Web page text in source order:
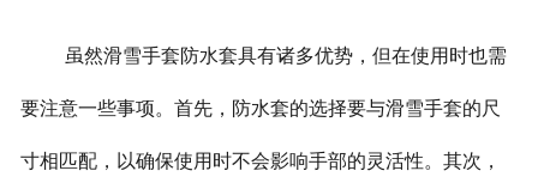
虽然滑雪手套防水套具有诸多优势，但在使用时也需
要注意一些事项。首先，防水套的选择要与滑雪手套的尺
寸相匹配，以确保使用时不会影响手部的灵活性。其次，